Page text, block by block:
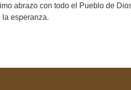
abrazo con todo el Pueblo de
esperanza.